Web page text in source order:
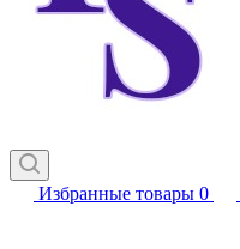
Избранные товары 0